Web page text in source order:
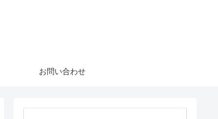
お問い合わせ